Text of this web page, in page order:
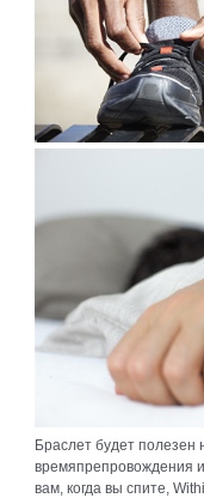
Браслет будет полезен
времяпрепровождения
вам, когда вы спите,